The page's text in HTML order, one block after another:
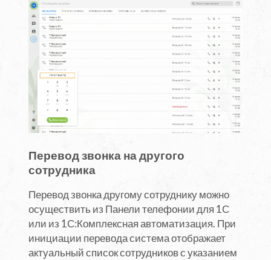
Перевод звонка на другого
сотрудника
Перевод звонка другому сотруднику можно
осуществить из Панели телефонии для 1С
или из 1С:Комплексная автоматизация. При
инициации перевода система отображает
актуальный список сотрудников с указанием